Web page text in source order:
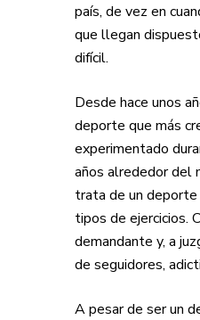
país, de vez en
que llegan
difícil.
Desde hace unos
deporte que más
experimentado
años alrededor del
trata de un deporte
tipos de ejercicios.
demandante y, a
de seguidores,
A pesar de ser un